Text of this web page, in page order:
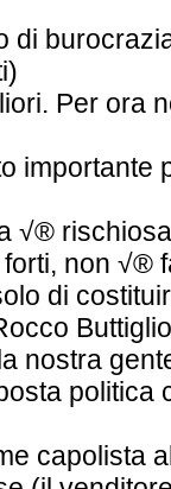
di
Per ora
importante
√®
non √®
di
nostra
politica
capolista